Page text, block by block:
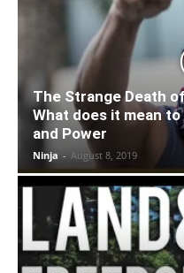
The Strange Death
What does it mean
and Power
Ninja - August 8, 2019